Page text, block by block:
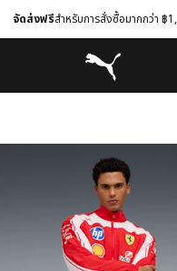
จัดส่งฟรีสำหรับการสั่งซื้อมากกว่า ฿
Puma โฮม